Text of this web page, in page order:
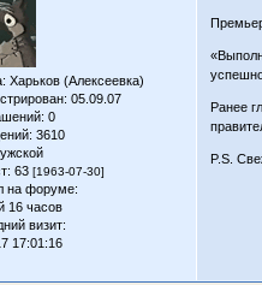
Харьков (Алексеевка)
: 05.09.07
0
3610
63[1963-07-30]
на форуме:
16 часов
визит:
17:01:16
Ранее
P.S.